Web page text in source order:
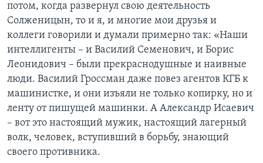
потом, когда развернул свою деятельность
Солженицын, то и я, и многие мои друзья и
коллеги говорили и думали примерно так: «Наши
интеллигенты – и Василий Семенович, и Борис
Леонидович – были прекраснодушные и наивные
люди. Василий Гроссман даже повез агентов КГБ к
машинистке, и они изъяли не только копирку, но и
ленту от пишущей машинки. А Александр Исаевич
– вот это настоящий мужик, настоящий лагерный
волк, человек, вступивший в борьбу, знающий
своего противника.